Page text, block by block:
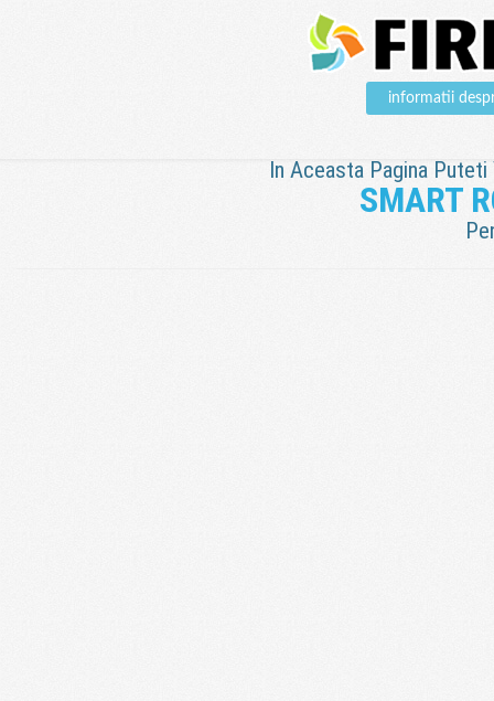
informatii
In Aceasta Pagina
SMART